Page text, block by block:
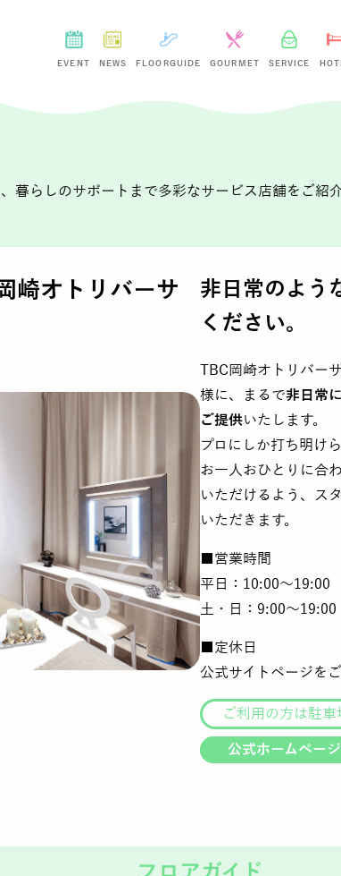
EVENT NEWS FLOORGUIDE GOURMET SERVICE
暮らしのサポートまで多彩なサービス店舗をご紹
崎オトリバーサ
非日常のよう
ください。
TBC岡崎オトリバー
様に、まるで非日常
ご提供いたします。
プロにしか打ち明け
お一人おひとりに合
いただけるよう、ス
いただきます。
■営業時間
平日：10:00～19:00
土・日：9:00～19:00
■定休日
公式サイトページを
ご利用の方は駐
公式ホームページ